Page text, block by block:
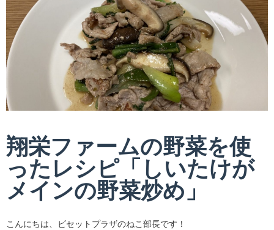
翔栄ファームの野菜を使
ったレシピ「しいたけが
メインの野菜炒め」
こんにちは、ビセットプラザのねこ部長です！